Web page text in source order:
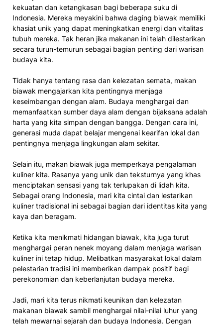
kekuatan dan ketangkasan bagi beberapa suku di
Indonesia. Mereka meyakini bahwa daging biawak memiliki
khasiat unik yang dapat meningkatkan energi dan vitalitas
tubuh mereka. Tak heran jika makanan ini telah dilestarikan
secara turun-temurun sebagai bagian penting dari warisan
budaya kita.
Tidak hanya tentang rasa dan kelezatan semata, makan
biawak mengajarkan kita pentingnya menjaga
keseimbangan dengan alam. Budaya menghargai dan
memanfaatkan sumber daya alam dengan bijaksana adalah
harta yang kita simpan dengan bangga. Dengan cara ini,
generasi muda dapat belajar mengenai kearifan lokal dan
pentingnya menjaga lingkungan alam sekitar.
Selain itu, makan biawak juga memperkaya pengalaman
kuliner kita. Rasanya yang unik dan teksturnya yang khas
menciptakan sensasi yang tak terlupakan di lidah kita.
Sebagai orang Indonesia, mari kita cintai dan lestarikan
kuliner tradisional ini sebagai bagian dari identitas kita yang
kaya dan beragam.
Ketika kita menikmati hidangan biawak, kita juga turut
menghargai peran nenek moyang dalam menjaga warisan
kuliner ini tetap hidup. Melibatkan masyarakat lokal dalam
pelestarian tradisi ini memberikan dampak positif bagi
perekonomian dan keberlanjutan budaya mereka.
Jadi, mari kita terus nikmati keunikan dan kelezatan
makanan biawak sambil menghargai nilai-nilai luhur yang
telah mewarnai sejarah dan budaya Indonesia. Dengan